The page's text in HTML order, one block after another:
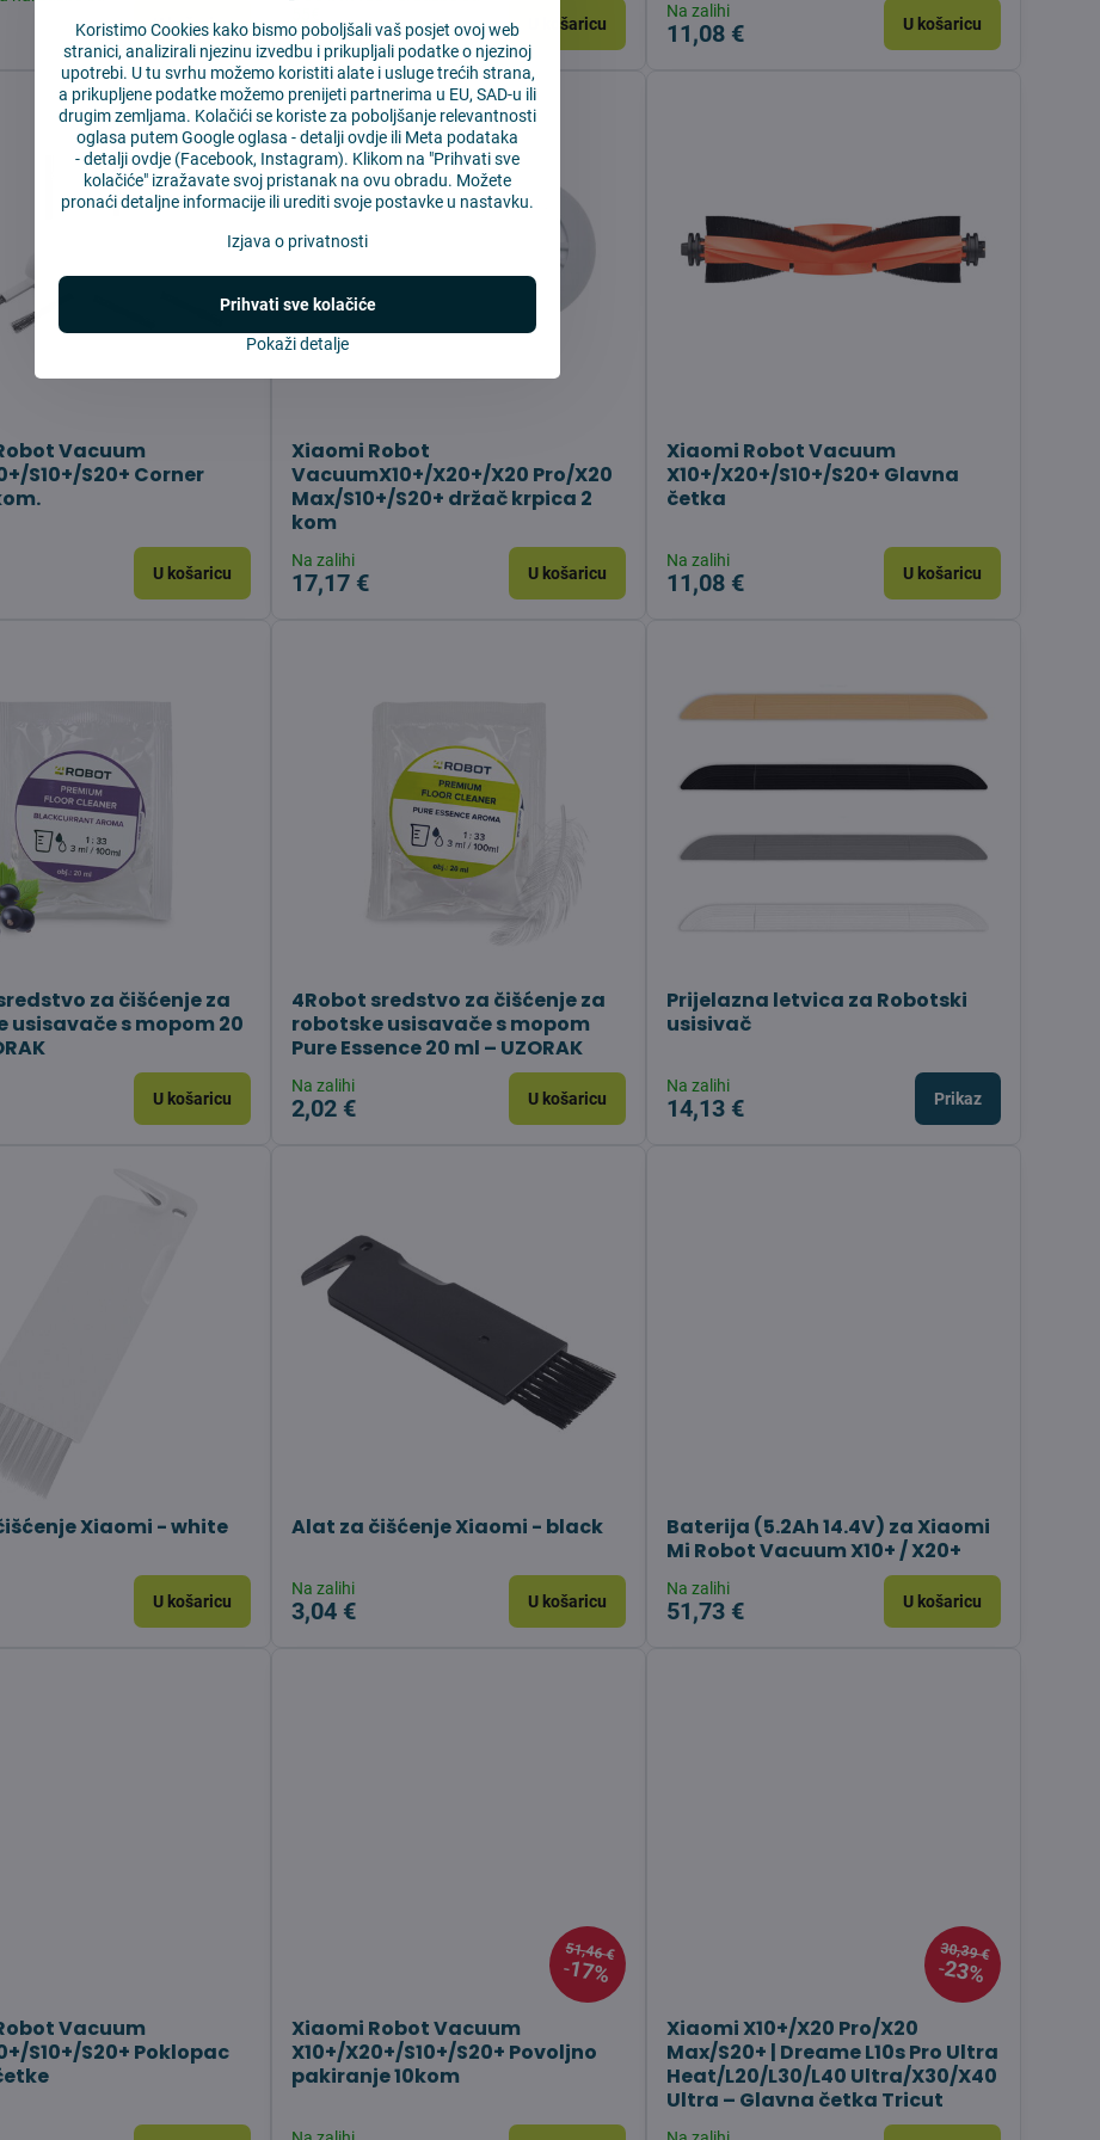
U košaricu 16,16 € U košaricu
Na zalihi
11,08 € U košaricu
Vacuum
S10+/S20+ Corner
U košaricu
Xiaomi Robot
VacuumX10+/X20+/X20 Pro/X20
Max/S10+/S20+ držač krpica 2
kom
Na zalihi
17,17 € U košaricu
Xiaomi Robot Vacuum
X10+/X20+/S10+/S20+ Glavna
četka
Na zalihi
11,08 € U košaricu
za čišćenje za
usisavače s mopom 20
U košaricu
4Robot sredstvo za čišćenje za
robotske usisavače s mopom
Pure Essence 20 ml – UZORAK
Na zalihi
2,02 € U košaricu
Prijelazna letvica za Robotski
usisivač
Na zalihi
14,13 € Prikaz
Xiaomi - white
U košaricu
Alat za čišćenje Xiaomi - black
Na zalihi
3,04 € U košaricu
Baterija (5.2Ah 14.4V) za Xiaomi
Mi Robot Vacuum X10+ / X20+
Na zalihi
51,73 € U košaricu
Vacuum
S10+/S20+ Poklopac
51,46 €
17%
Xiaomi Robot Vacuum
X10+/X20+/S10+/S20+ Povoljno
pakiranje 10kom
30,39 €
23%
Xiaomi X10+/X20 Pro/X20
Max/S20+ | Dreame L10s Pro Ultra
Heat/L20/L30/L40 Ultra/X30/X40
Ultra – Glavna četka Tricut
Koristimo Cookies kako bismo poboljšali vaš posjet ovoj web
stranici, analizirali njezinu izvedbu i prikupljali podatke o njezinoj
upotrebi. U tu svrhu možemo koristiti alate i usluge trećih strana,
a prikupljene podatke možemo prenijeti partnerima u EU, SAD-u ili
drugim zemljama. Kolačići se koriste za poboljšanje relevantnosti
oglasa putem Google oglasa -detalji ovdje ili Meta podataka
-detalji ovdje (Facebook, Instagram). Klikom na "Prihvati sve
kolačiće" izražavate svoj pristanak na ovu obradu. Možete
pronaći detaljne informacije ili urediti svoje postavke u nastavku.
Izjava o privatnosti
Pokaži detalje
Prihvati sve kolačiće